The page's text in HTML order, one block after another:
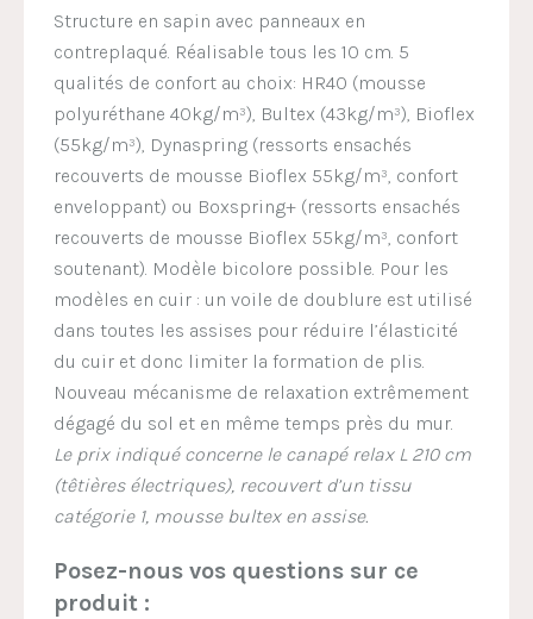
Structure en sapin avec panneaux en
contreplaqué. Réalisable tous les 10 cm. 5
qualités de confort au choix: HR40 (mousse
polyuréthane 40kg/m³), Bultex (43kg/m³), Bioflex
(55kg/m³), Dynaspring (ressorts ensachés
recouverts de mousse Bioflex 55kg/m³, confort
enveloppant) ou Boxspring+ (ressorts ensachés
recouverts de mousse Bioflex 55kg/m³, confort
soutenant). Modèle bicolore possible. Pour les
modèles en cuir : un voile de doublure est utilisé
dans toutes les assises pour réduire l’élasticité
du cuir et donc limiter la formation de plis.
Nouveau mécanisme de relaxation extrêmement
dégagé du sol et en même temps près du mur.
Le prix indiqué concerne le canapé relax L 210 cm
(têtières électriques), recouvert d’un tissu
catégorie 1, mousse bultex en assise.
Posez-nous vos questions sur ce
produit :